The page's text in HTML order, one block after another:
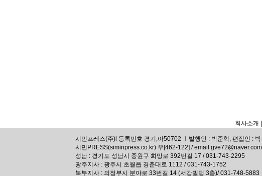
회사소개
시민프레스(주)l 등록번호 경기,아50702 ㅣ발행인 : 박준혁, 편집인 :
시민PRESS(siminpress.co.kr) 우[462-122] / email gve72@naver.com
성남 : 경기도 성남시 중원구 희망로 392번길 17 / 031-743-2295
광주지사 : 광주시 초월읍 경춘대로 1112 / 031-743-1752
북부지사 : 의정부시 분야로 33번길 14 (서강빌딩 3층)/ 031-748-5883